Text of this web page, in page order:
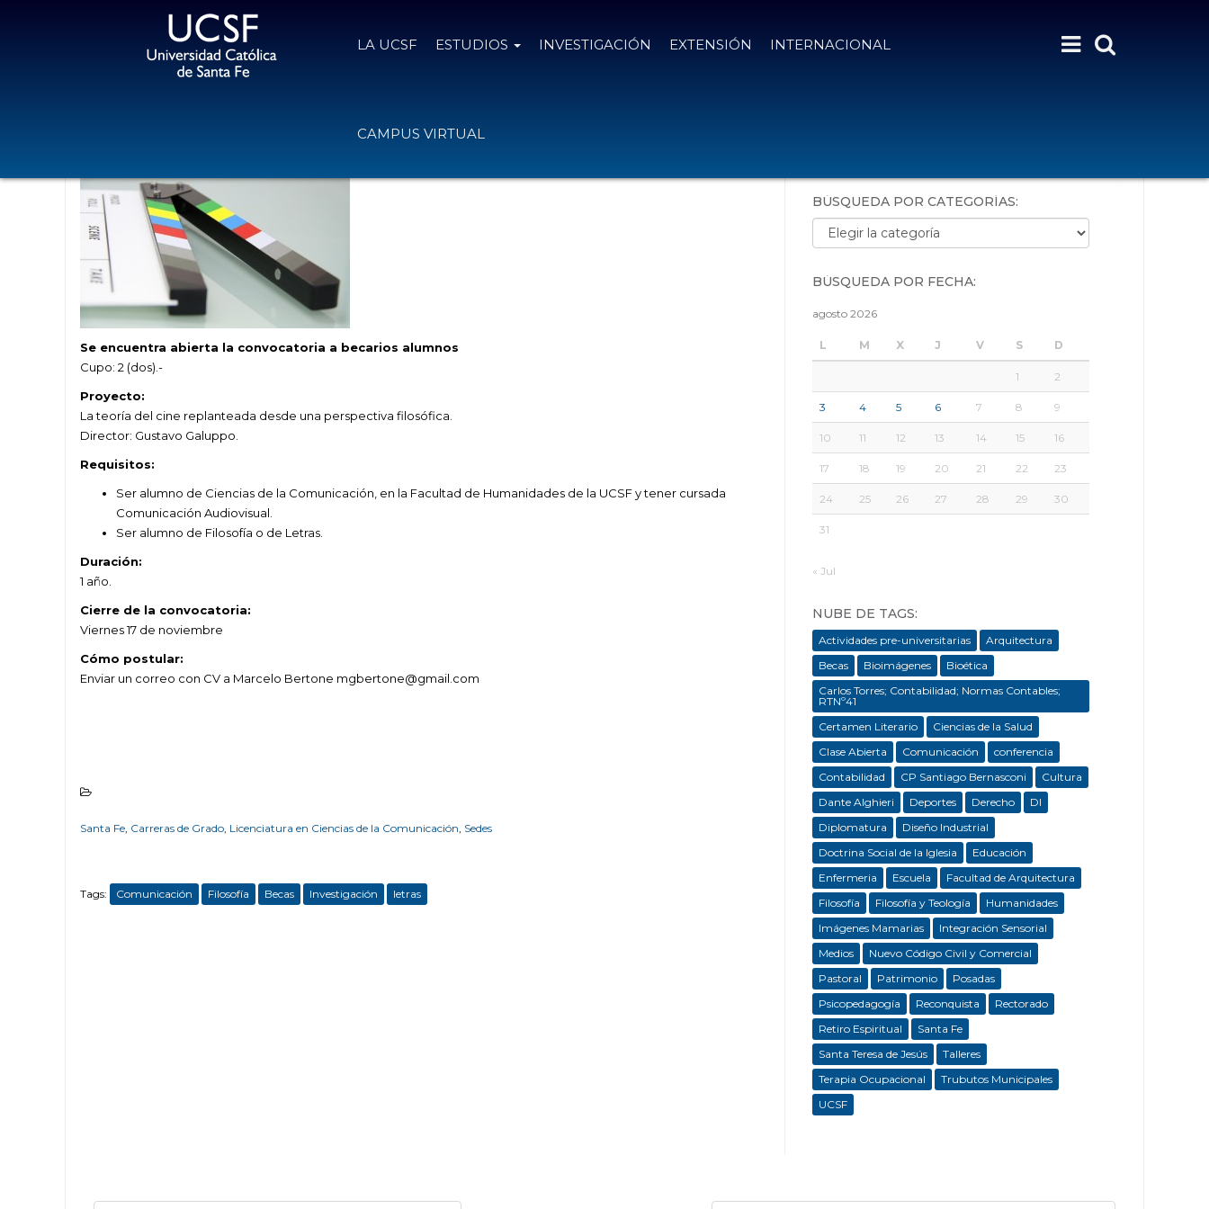
LA UCSF ESTUDIOS INVESTIGACIÓN EXTENSIÓN INTERNACIONAL
CAMPUS VIRTUAL
Se encuentra abierta la convocatoria a becarios alumnos
Cupo: 2 (dos).-
Proyecto:
La teoría del cine replanteada desde una perspectiva filosófica.
Director: Gustavo Galuppo.
Requisitos:
Ser alumno de Ciencias de la Comunicación, en la Facultad de Humanidades de la UCSF y tener cursada
Comunicación Audiovisual.
Ser alumno de Filosofía o de Letras.
Duración:
1 año.
Cierre de la convocatoria:
Viernes 17 de noviembre
Cómo postular:
Enviar un correo con CV a Marcelo Bertone mgbertone@gmail.com
Santa Fe, Carreras de Grado, Licenciatura en Ciencias de la Comunicación, Sedes
Tags: Comunicación Filosofía Becas Investigación letras
BÚSQUEDA POR CATEGORÍAS:
Búsqueda por categorías:
BÚSQUEDA POR FECHA:
agosto 2026
L M X J V S D
1 2
3 4 5 6 7 8 9
10 11 12 13 14 15 16
17 18 19 20 21 22 23
24 25 26 27 28 29 30
31
« Jul
NUBE DE TAGS:
Actividades pre-universitarias
Arquitectura
Becas
Bioimágenes
Bioética
Carlos Torres; Contabilidad; Normas Contables;
RTNº41
Certamen Literario
Ciencias de la Salud
Clase Abierta
Comunicación
conferencia
Contabilidad
CP Santiago Bernasconi
Cultura
Dante Alghieri
Deportes Derecho
DI
Diplomatura
Diseño Industrial
Doctrina Social de la Iglesia
Educación
Enfermeria
Escuela
Facultad de Arquitectura
Filosofía
Filosofía y Teología
Humanidades
Imágenes Mamarias
Integración Sensorial
Medios
Nuevo Código Civil y Comercial
Pastoral
Patrimonio
Posadas
Psicopedagogía
Reconquista
Rectorado
Retiro Espiritual
Santa Fe
Santa Teresa de Jesús
Talleres
Terapia Ocupacional
Trubutos Municipales
UCSF